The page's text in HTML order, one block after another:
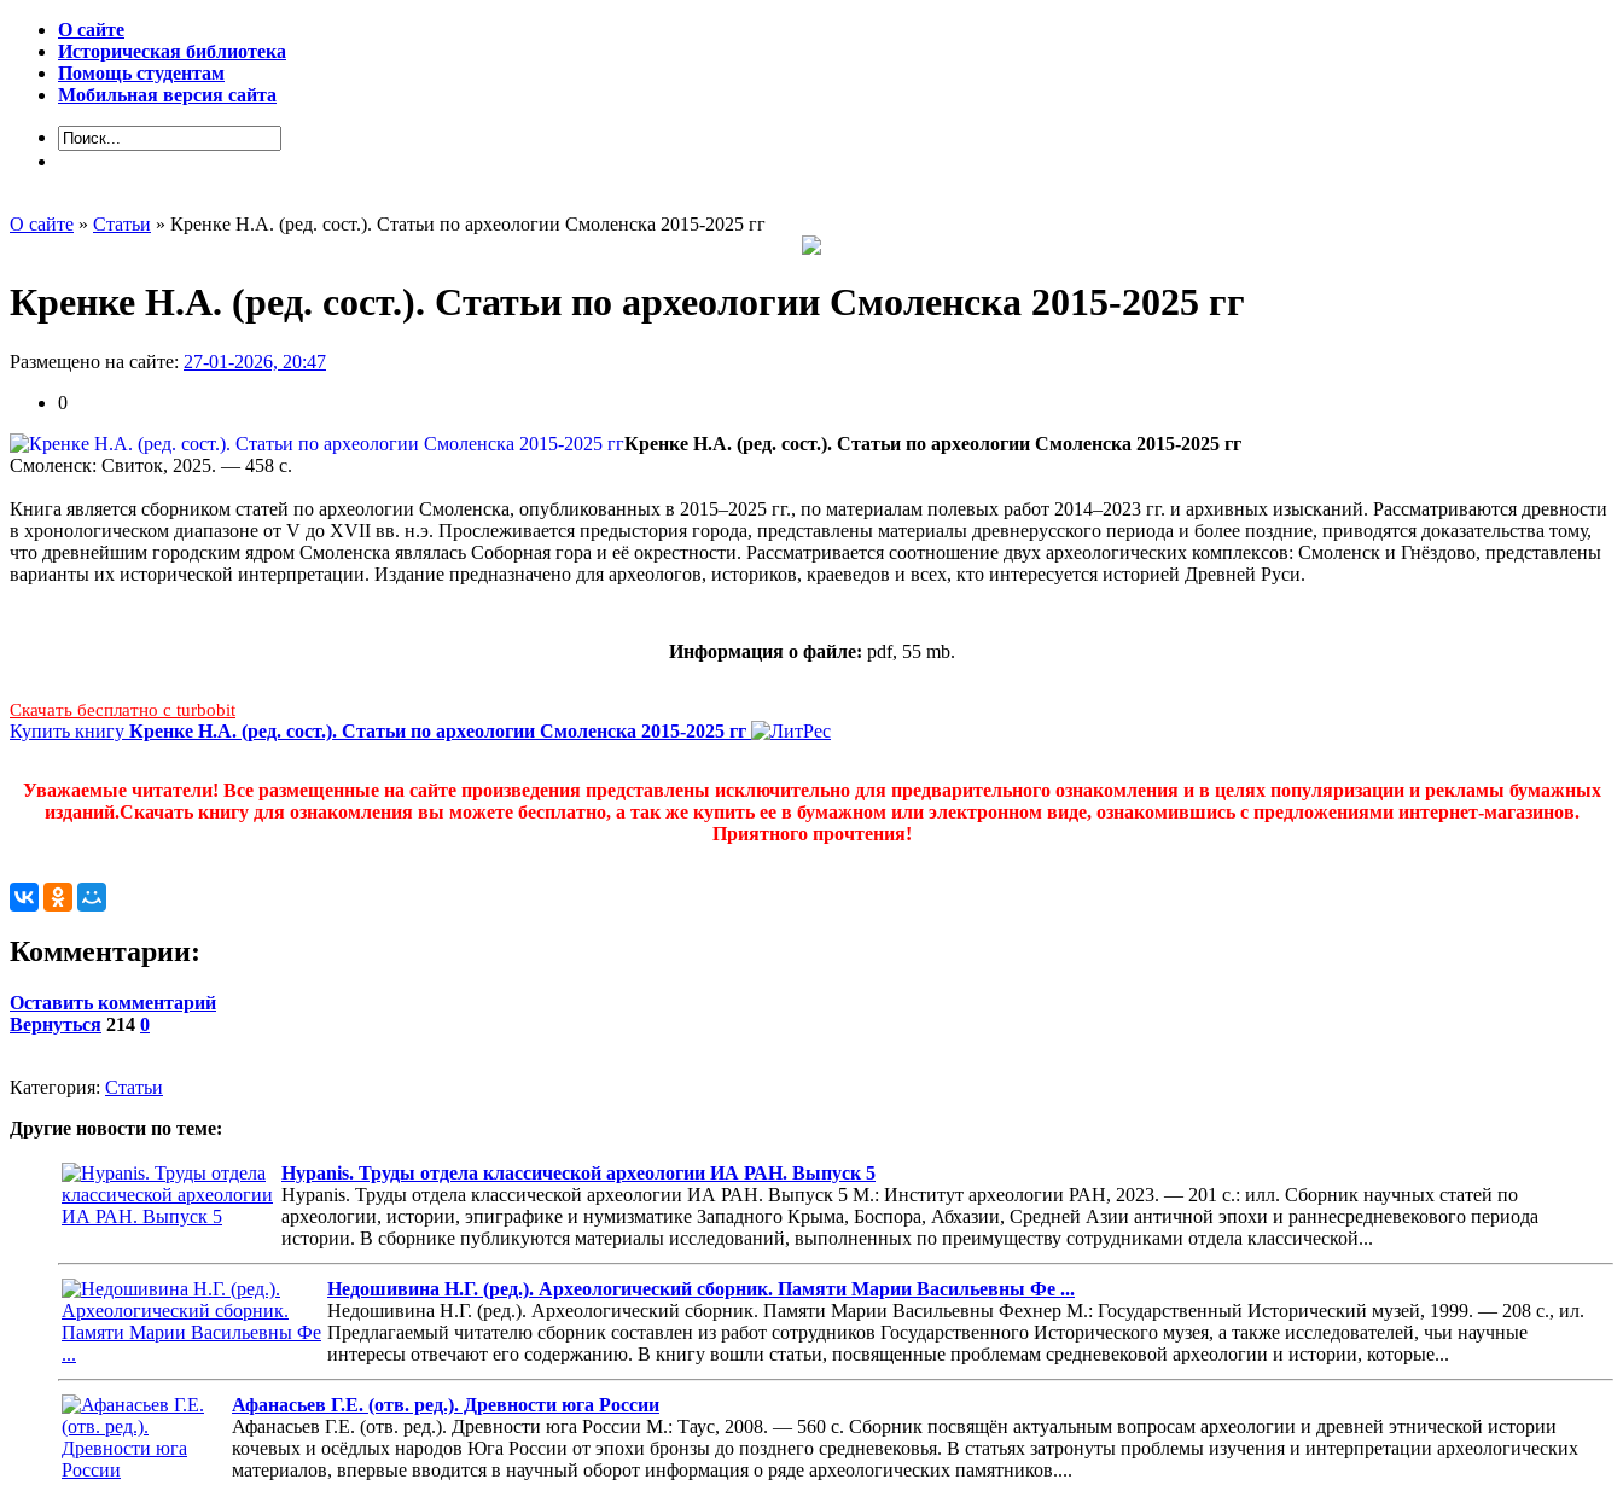
О сайте
Историческая библиотека
Помощь студентам
Мобильная версия сайта
О сайте » Статьи » Кренке Н.А. (ред. сост.). Статьи по археологии Смоленска 2015-2025 гг
Кренке Н.А. (ред. сост.). Статьи по археологии Смоленска 2015-2025 гг
Размещено на сайте: 27-01-2026, 20:47
0
Кренке Н.А. (ред. сост.). Статьи по археологии Смоленска 2015-2025 гг
Смоленск: Свиток, 2025. — 458 с.
Книга является сборником статей по археологии Смоленска, опубликованных в 2015–2025 гг., по материалам полевых работ 2014–2023 гг. и архивных изысканий. Рассматриваются древности
в хронологическом диапазоне от V до XVII вв. н.э. Прослеживается предыстория города, представлены материалы древнерусского периода и более поздние, приводятся доказательства тому,
что древнейшим городским ядром Смоленска являлась Соборная гора и её окрестности. Рассматривается соотношение двух археологических комплексов: Смоленск и Гнёздово, представлены
варианты их исторической интерпретации. Издание предназначено для археологов, историков, краеведов и всех, кто интересуется историей Древней Руси.
Информация о файле: pdf, 55 mb.
Скачать бесплатно c turbobit
Купить книгу Кренке Н.А. (ред. сост.). Статьи по археологии Смоленска 2015-2025 гг
Уважаемые читатели! Все размещенные на сайте произведения представлены исключительно для предварительного ознакомления и в целях популяризации и рекламы бумажных
изданий.Скачать книгу для ознакомления вы можете бесплатно, а так же купить ее в бумажном или электронном виде, ознакомившись с предложениями интернет-магазинов.
Приятного прочтения!
Комментарии:
Оставить комментарий
Вернуться 214 0
Категория: Статьи
Другие новости по теме:
Hypanis. Труды отдела классической археологии ИА РАН. Выпуск 5
Hypanis. Труды отдела классической археологии ИА РАН. Выпуск 5 М.: Институт археологии РАН, 2023. — 201 с.: илл. Сборник научных статей по
археологии, истории, эпиграфике и нумизматике Западного Крыма, Боспора, Абхазии, Средней Азии античной эпохи и раннесредневекового периода
истории. В сборнике публикуются материалы исследований, выполненных по преимуществу сотрудниками отдела классической...
Недошивина Н.Г. (ред.). Археологический сборник. Памяти Марии Васильевны Фе ...
Недошивина Н.Г. (ред.). Археологический сборник. Памяти Марии Васильевны Фехнер М.: Государственный Исторический музей, 1999. — 208 с., ил.
Предлагаемый читателю сборник составлен из работ сотрудников Государственного Исторического музея, а также исследователей, чьи научные
интересы отвечают его содержанию. В книгу вошли статьи, посвященные проблемам средневековой археологии и истории, которые...
Афанасьев Г.Е. (отв. ред.). Древности юга России
Афанасьев Г.Е. (отв. ред.). Древности юга России М.: Таус, 2008. — 560 с. Сборник посвящён актуальным вопросам археологии и древней этнической истории
кочевых и осёдлых народов Юга России от эпохи бронзы до позднего средневековья. В статьях затронуты проблемы изучения и интерпретации археологических
материалов, впервые вводится в научный оборот информация о ряде археологических памятников....